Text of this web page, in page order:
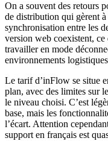
On a souvent des retours
de distribution qui gèrent
synchronisation entre les
version web coexistent, ce
travailler en mode
environnements
Le tarif d’inFlow se situe
plan, avec des limites sur
le niveau choisi. C’est
base, mais les
l’écart. Attention
support en français est